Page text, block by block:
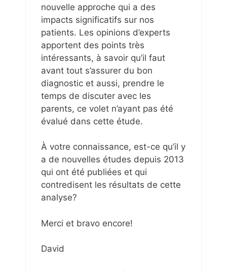
nouvelle approche qui a des
impacts significatifs sur nos
patients. Les opinions d’experts
apportent des points très
intéressants, à savoir qu’il faut
avant tout s’assurer du bon
diagnostic et aussi, prendre le
temps de discuter avec les
parents, ce volet n’ayant pas été
évalué dans cette étude.
À votre connaissance, est-ce qu’il y
a de nouvelles études depuis 2013
qui ont été publiées et qui
contredisent les résultats de cette
analyse?
Merci et bravo encore!
David